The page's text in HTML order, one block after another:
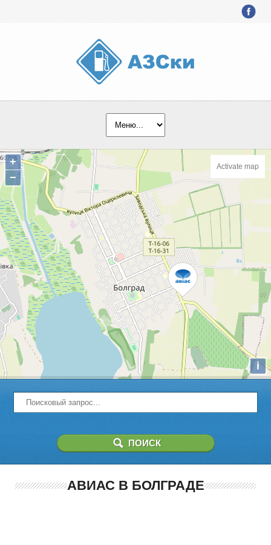
+
−
i
Activate map
АВИАС В БОЛГРАДЕ